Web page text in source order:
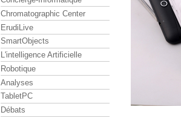
Chromatographic Center
ErudiLive
SmartObjects
L'intelligence Artificielle
Robotique
Analyses
TabletPC
Débats